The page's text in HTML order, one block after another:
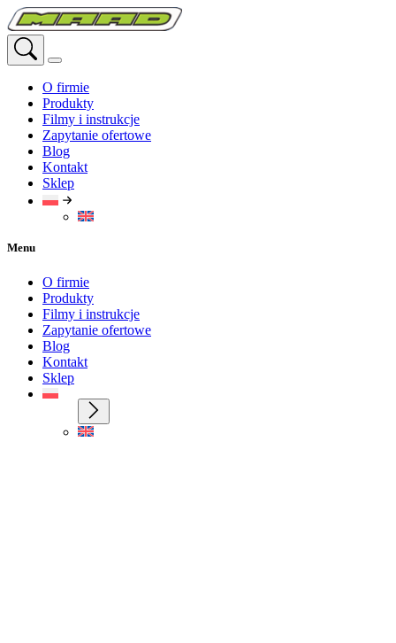
Przejdź
do
treści
O firmie
Produkty
Filmy i instrukcje
Zapytanie ofertowe
Blog
Kontakt
Sklep
Menu
O firmie
Produkty
Filmy i instrukcje
Zapytanie ofertowe
Blog
Kontakt
Sklep